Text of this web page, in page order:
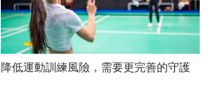
降低運動訓練風險，需要更完善的守護